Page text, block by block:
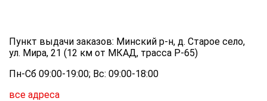
Пункт выдачи заказов: Минский р-н, д. Старое село,
ул. Мира, 21 (12 км от МКАД, трасса P-65)
Пн-Сб 09:00-19:00; Вс: 09:00-18:00
все адреса